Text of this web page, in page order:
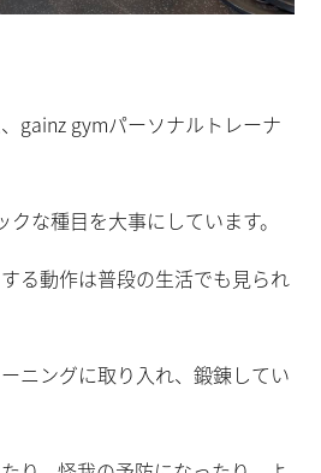
gainz gymパーソナルトレーナ
な種目を大事にしています。
る動作は普段の生活でも見られ
ニングに取り入れ、鍛錬してい